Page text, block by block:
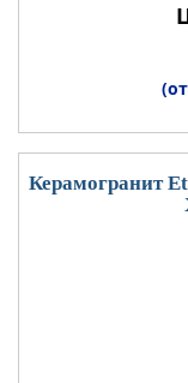
Керамогранит